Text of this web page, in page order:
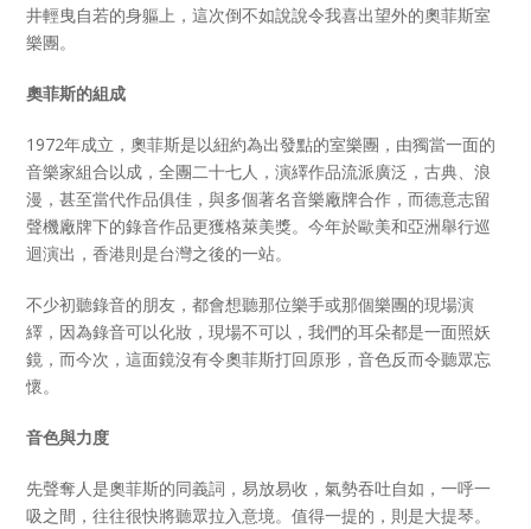
井輕曳自若的身軀上，這次倒不如說說令我喜出望外的奧菲斯室
樂團。
奧菲斯的組成
1972年成立，奧菲斯是以紐約為出發點的室樂團，由獨當一面的
音樂家組合以成，全團二十七人，演繹作品流派廣泛，古典、浪
漫，甚至當代作品俱佳，與多個著名音樂廠牌合作，而德意志留
聲機廠牌下的錄音作品更獲格萊美獎。今年於歐美和亞洲舉行巡
迴演出，香港則是台灣之後的一站。
不少初聽錄音的朋友，都會想聽那位樂手或那個樂團的現場演
繹，因為錄音可以化妝，現場不可以，我們的耳朵都是一面照妖
鏡，而今次，這面鏡沒有令奧菲斯打回原形，音色反而令聽眾忘
懷。
音色與力度
先聲奪人是奧菲斯的同義詞，易放易收，氣勢吞吐自如，一呼一
吸之間，往往很快將聽眾拉入意境。值得一提的，則是大提琴。